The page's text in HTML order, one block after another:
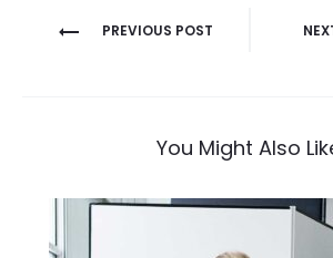
Post
PREVIOUS POST
You Might Also